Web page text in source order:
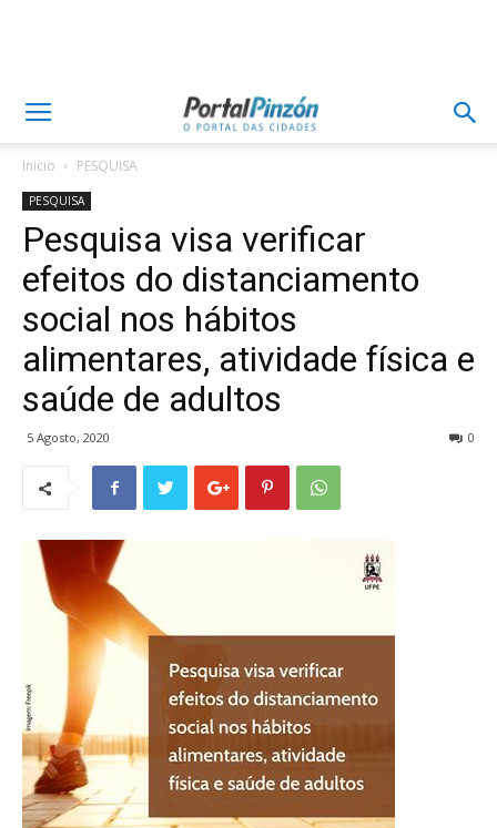
Inicio PESQUISA
PESQUISA
Pesquisa visa verificar
efeitos do distanciamento
social nos hábitos
alimentares, atividade física e
saúde de adultos
5 Agosto, 2020 0